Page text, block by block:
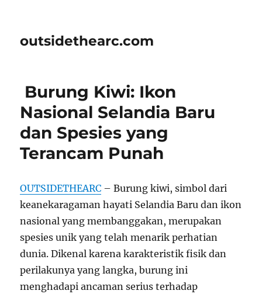
outsidethearc.com
Burung Kiwi: Ikon
Nasional Selandia Baru
dan Spesies yang
Terancam Punah
OUTSIDETHEARC – Burung kiwi, simbol dari
keanekaragaman hayati Selandia Baru dan ikon
nasional yang membanggakan, merupakan
spesies unik yang telah menarik perhatian
dunia. Dikenal karena karakteristik fisik dan
perilakunya yang langka, burung ini
menghadapi ancaman serius terhadap